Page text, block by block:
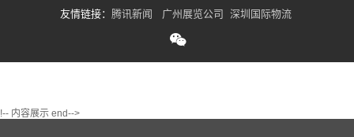
友情链接： 腾讯新闻 广州展览公司 深圳国际物流
!-- 内容展示 end-->